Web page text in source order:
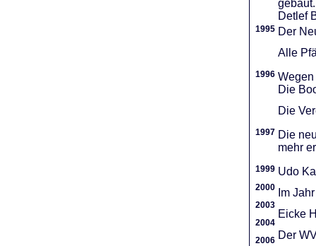
gebaut.
Detlef
1995 Der
Alle
1996
Die
Die
1997 Die
mehr
1999
2000
2003
2004
2006
Udo
Im
Eicke
Der